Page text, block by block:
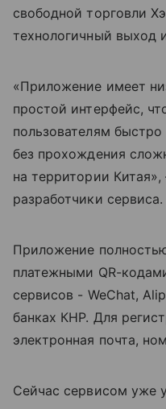
свободной торговли
технологичный выход
«Приложение имеет
простой интерфейс,
пользователям быстро
без прохождения
на территории
разработчики сервиса.
Приложение
платежными QR-
сервисов - WeChat,
банках КНР. Для
электронная почта,
Сейчас сервисом уже